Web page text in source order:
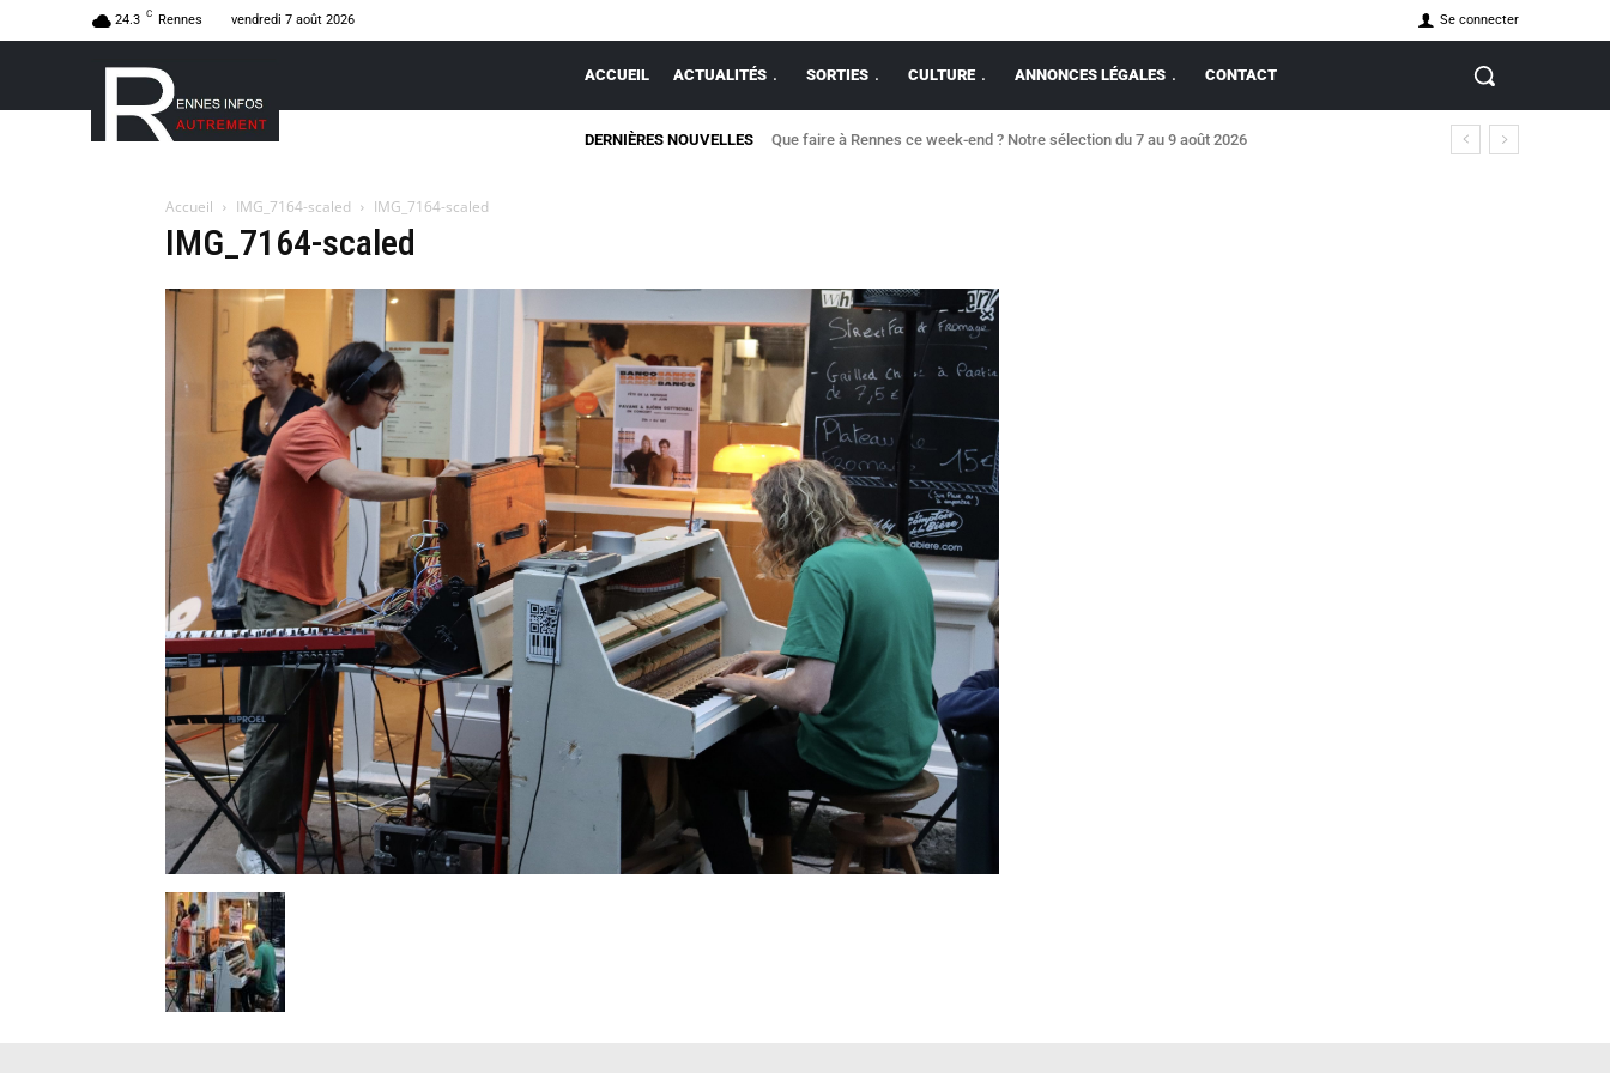
24.3 C Rennes vendredi 7 août 2026 Se connecter
ACCUEIL ACTUALITÉS SORTIES CULTURE ANNONCES LÉGALES CONTACT
DERNIÈRES NOUVELLES Que faire à Rennes ce week-end ? Notre sélection du 7 au 9 août 2026
Accueil IMG_7164-scaled IMG_7164-scaled
IMG_7164-scaled